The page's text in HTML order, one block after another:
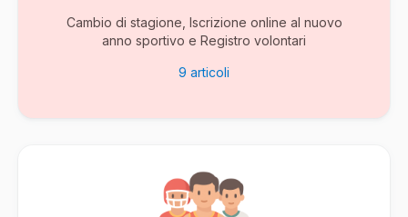
Cambio di stagione, Iscrizione online al nuovo
anno sportivo e Registro volontari
9 articoli